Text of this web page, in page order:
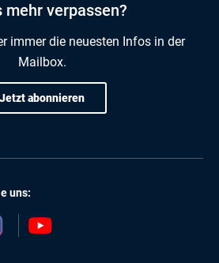
mehr verpassen?
immer die neuesten Infos in der
Mailbox.
Jetzt abonnieren
uns: